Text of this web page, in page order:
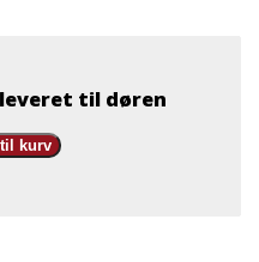
til døren
kurv